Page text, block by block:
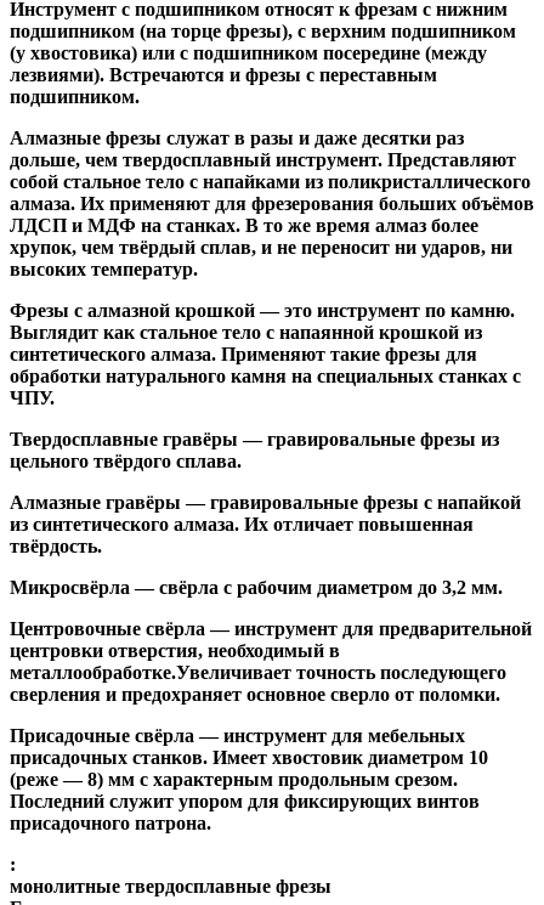
Инструмент с подшипником относят к фрезам с нижним
подшипником (на торце фрезы), с верхним подшипником
(у хвостовика) или с подшипником посередине (между
лезвиями). Встречаются и фрезы с переставным
подшипником.
Алмазные фрезы служат в разы и даже десятки раз
дольше, чем твердосплавный инструмент. Представляют
собой стальное тело с напайками из поликристаллического
алмаза. Их применяют для фрезерования больших объёмов
ЛДСП и МДФ на станках. В то же время алмаз более
хрупок, чем твёрдый сплав, и не переносит ни ударов, ни
высоких температур.
Фрезы с алмазной крошкой— это инструмент по камню.
Выглядит как стальное тело с напаянной крошкой из
синтетического алмаза. Применяют такие фрезы для
обработки натурального камня на специальных станках с
ЧПУ.
Твердосплавные гравёры — гравировальные фрезы из
цельного твёрдого сплава.
Алмазные гравёры — гравировальные фрезы с напайкой
из синтетического алмаза. Их отличает повышенная
твёрдость.
Микросвёрла — свёрла с рабочим диаметром до 3,2 мм.
Центровочные свёрла — инструмент для предварительной
центровки отверстия, необходимый в
металлообработке.Увеличивает точность последующего
сверления и предохраняет основное сверло от поломки.
Присадочные свёрла — инструмент для мебельных
присадочных станков. Имеет хвостовик диаметром 10
(реже — 8) мм с характерным продольным срезом.
Последний служит упором для фиксирующих винтов
присадочного патрона.
:
монолитные твердосплавные фрезы